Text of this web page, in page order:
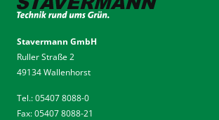
Stavermann GmbH
Ruller Straße 2
49134 Wallenhorst
Tel.: 05407 8088-0
Fax: 05407 8088-21